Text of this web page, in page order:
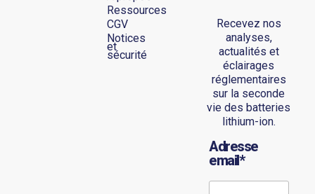
Ressources
CGV
Notices
et
sécurité
Recevez nos
analyses,
actualités et
éclairages
réglementaires
sur la seconde
vie des batteries
lithium-ion.
Adresse
email*